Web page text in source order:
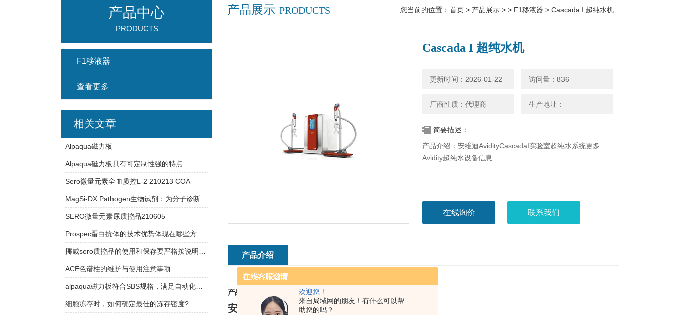
欢迎您！
来自局域网的朋友！有什么可以帮
助您的吗？
产品展示 PRODUCTS 您当前的位置： 首页 > 产品展示 > > F1移液器 > Cascada I 超纯水机
Cascada I 超纯水机
更新时间：2026-01-22 访问量：836
厂商性质：代理商 生产地址：
简要描述：
产品介绍：安维迪AvidityCascadaI实验室超纯水系统更多
Avidity超纯水设备信息
在线询价 联系我们
产品介绍
产品介绍：
安维迪Avidity Cascada I 实验室超纯水系统
产品中心
PRODUCTS
F1移液器
查看更多
相关文章
Alpaqua磁力板
Alpaqua磁力板具有可定制性强的特点
Sero微量元素全血质控L-2 210213 COA
MagSi-DX Pathogen生物试剂：为分子诊断实验室提供稳定可靠的检测支持
SERO微量元素尿质控品210605
Prospec蛋白抗体的技术优势体现在哪些方面？
ACE色谱柱的维护与使用注意事项
alpaqua磁力板符合SBS规格，满足自动化平台需求
细胞冻存时，如何确定最佳的冻存密度?